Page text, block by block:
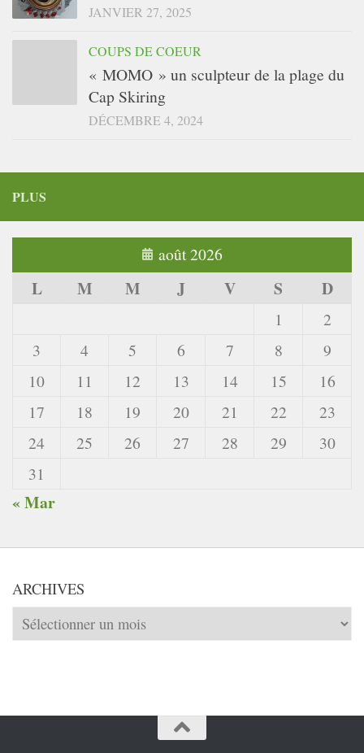
JANVIER 27, 2025
COUPS DE COEUR
« MOMO » un sculpteur de la plage du
Cap Skiring
DÉCEMBRE 4, 2024
PLUS
août 2026
L M M J V S D
1
2
3
4 5 6 7 8
9
10
11 12 13 14 15
16
17
18 19 20 21 22
23
24
25 26 27 28 29
30
31
« Mar
ARCHIVES
Archives